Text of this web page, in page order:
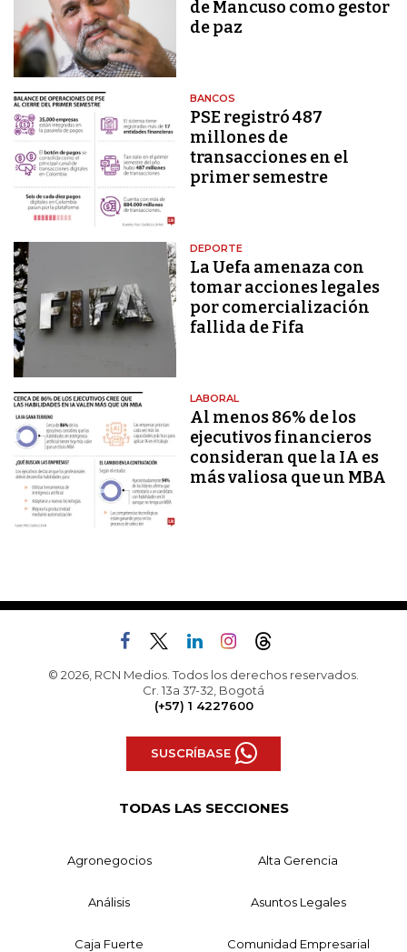
de Mancuso como gestor
de paz
BANCOS
PSE registró 487
millones de
transacciones en el
primer semestre
DEPORTE
La Uefa amenaza con
tomar acciones legales
por comercialización
fallida de Fifa
LABORAL
Al menos 86% de los
ejecutivos financieros
consideran que la IA es
más valiosa que un MBA
© 2026, RCN Medios. Todos los derechos reservados.
Cr. 13a 37-32, Bogotá
(+57) 1 4227600
SUSCRÍBASE
TODAS LAS SECCIONES
Agronegocios Alta Gerencia
Análisis Asuntos Legales
Caja Fuerte Comunidad Empresarial